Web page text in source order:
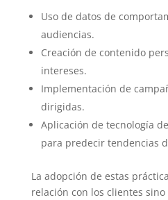
Uso de datos de
audiencias.
Creación de contenido
intereses.
Implementación de
dirigidas.
Aplicación de tecnología
para predecir tendencias
La adopción de estas
relación con los clientes